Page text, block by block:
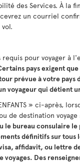
des Services. À la
un courriel
pour voyager à
pays exigent
prévue à votre
voyageur qui détient
» ci-après,
de destination
bureau consulaire le
définitifs sur tous
affidavit, ou lettre
voyages. Des